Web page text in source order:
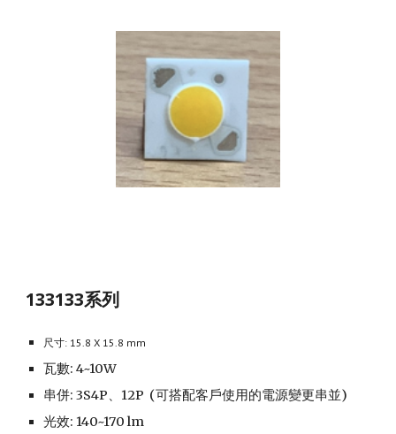
133133系列
尺寸: 15.8 X 15.8 mm
瓦數: 4~10W
串併: 3S4P、12P (可搭配客戶使用的電源變更串並)
光效: 140~170 lm